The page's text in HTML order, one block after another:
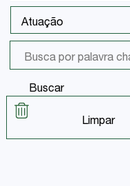
Buscar
Limpar